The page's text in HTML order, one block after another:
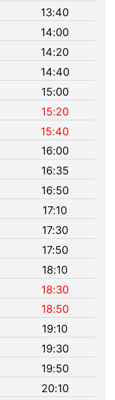
13:40
14:00
14:20
14:40
15:00
15:20
15:40
16:00
16:35
16:50
17:10
17:30
17:50
18:10
18:30
18:50
19:10
19:30
19:50
20:10